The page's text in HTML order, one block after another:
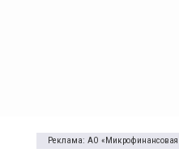
Реклама: АО «Микрофинансовая